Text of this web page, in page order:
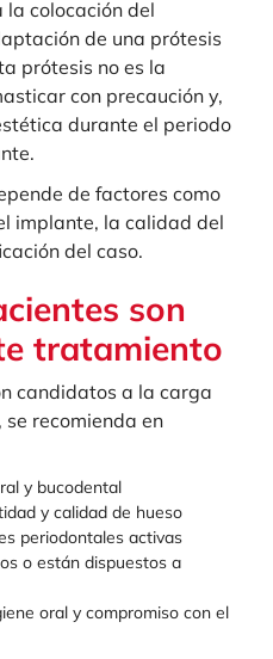
la colocación del
de una prótesis
prótesis no es la
con precaución y,
durante el periodo
de factores como
implante, la calidad del
del caso.
son
tratamiento
candidatos a la carga
recomienda en
y bucodental
y calidad de hueso
periodontales activas
o están dispuestos a
oral y compromiso con el